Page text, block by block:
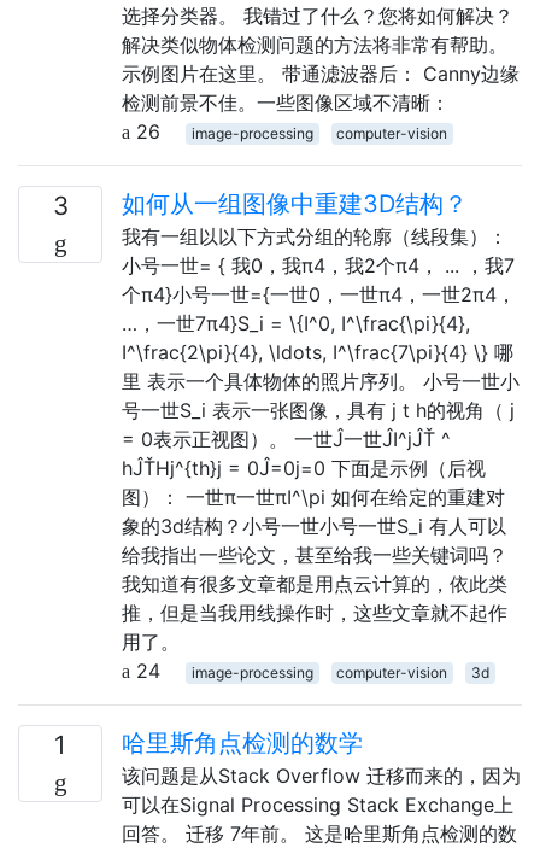
选择分类器。 我错过了什么？您将如何解决？
解决类似物体检测问题的方法将非常有帮助。
示例图片在这里。 带通滤波器后： Canny边缘
检测前景不佳。一些图像区域不清晰：
26
image-processing computer-vision
3 如何从一组图像中重建3D结构？
我有一组以以下方式分组的轮廓（线段集）：
小号一世= { 我0，我π4，我2个π4， ... ，我7
个π4}小号一世={一世0，一世π4，一世2π4，
…，一世7π4}S_i = \{I^0, I^\frac{\pi}{4},
I^\frac{2\pi}{4}, \ldots, I^\frac{7\pi}{4} \} 哪
里 表示一个具体物体的照片序列。 小号一世小
号一世S_i 表示一张图像，具有 j t h的视角（ j
= 0表示正视图）。 一世Ĵ一世ĴI^jĴŤ ^
hĴŤHj^{th}j = 0Ĵ=0j=0 下面是示例（后视
图）： 一世π一世πI^\pi 如何在给定的重建对
象的3d结构？小号一世小号一世S_i 有人可以
给我指出一些论文，甚至给我一些关键词吗？
我知道有很多文章都是用点云计算的，依此类
推，但是当我用线操作时，这些文章就不起作
用了。
24
image-processing computer-vision 3d
1 哈里斯角点检测的数学
该问题是从Stack Overflow 迁移而来的，因为
可以在Signal Processing Stack Exchange上
回答。 迁移 7年前。 这是哈里斯角点检测的数